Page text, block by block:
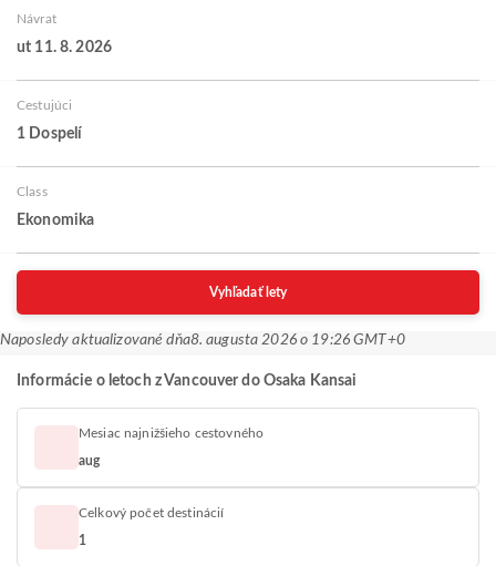
Návrat
ut 11. 8. 2026
Cestujúci
1 Dospelí
Class
Ekonomika
Vyhľadať lety
Naposledy aktualizované dňa8. augusta 2026 o 19:26 GMT+0
Informácie o letoch z Vancouver do Osaka Kansai
Mesiac najnižšieho cestovného
aug
Celkový počet destinácií
1